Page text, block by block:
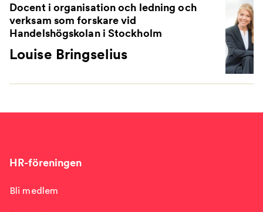
Docent i organisation och ledning och
verksam som forskare vid
Handelshögskolan i Stockholm
Louise Bringselius
HR-föreningen
Bli medlem